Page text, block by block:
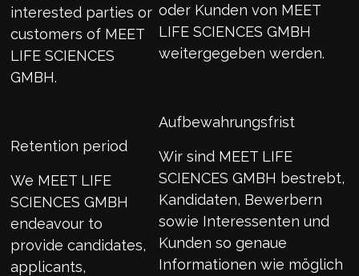
interested parties or
customers of MEET
LIFE SCIENCES
GMBH.
Retention period
We MEET LIFE
SCIENCES GMBH
endeavour to
provide candidates,
applicants,
oder Kunden von MEET
LIFE SCIENCES GMBH
weitergegeben werden.
Aufbewahrungsfrist
Wir sind MEET LIFE
SCIENCES GMBH bestrebt,
Kandidaten, Bewerbern
sowie Interessenten und
Kunden so genaue
Informationen wie möglich